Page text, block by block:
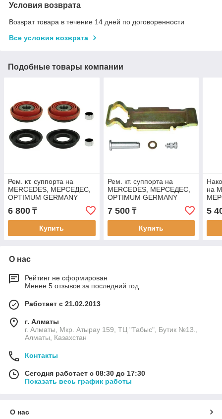
Условия возврата
Возврат товара в течение 14 дней по договоренности
Все условия возврата
Подобные товары компании
Рем. кт. суппорта на
MERCEDES, МЕРСЕДЕС,
OPTIMUM GERMANY
A0004200682-Y
6 800 ₸
Купить
Рем. кт. суппорта на
MERCEDES, МЕРСЕДЕС,
OPTIMUM GERMANY
A0004202482-Y
7 500₸
Купить
на
5
О нас
Рейтинг не сформирован
Менее 5 отзывов за последний год
Работает с 21.02.2013
г. Алматы
г. Алматы, Мкр. Атырау 159, ТЦ "Табыс", Бутик №13.,
Алматы, Казахстан
Контакты
Сегодня работает с 08:30 до 17:30
Показать весь график работы
О нас